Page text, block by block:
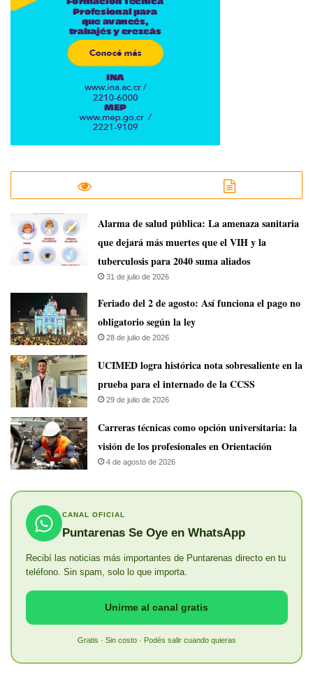
​Alarma de salud pública: La amenaza sanitaria
que dejará más muertes que el VIH y la
tuberculosis para 2040 suma aliados
31 de julio de 2026
Feriado del 2 de agosto: Así funciona el pago no
obligatorio según la ley
28 de julio de 2026
UCIMED logra histórica nota sobresaliente en la
prueba para el internado de la CCSS
29 de julio de 2026
Carreras técnicas como opción universitaria: la
visión de los profesionales en Orientación
4 de agosto de 2026
CANAL OFICIAL
Puntarenas Se Oye en WhatsApp
Recibí las noticias más importantes de Puntarenas directo en tu
teléfono. Sin spam, solo lo que importa.
Unirme al canal gratis
Gratis · Sin costo · Podés salir cuando quieras